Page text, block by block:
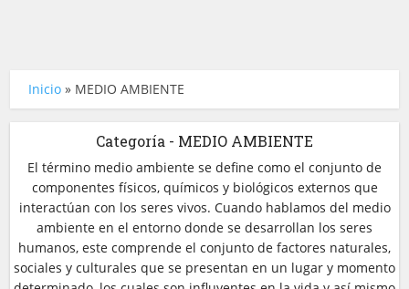
Inicio » MEDIO AMBIENTE
Categoría - MEDIO AMBIENTE
El término medio ambiente se define como el conjunto de
componentes físicos, químicos y biológicos externos que
interactúan con los seres vivos. Cuando hablamos del medio
ambiente en el entorno donde se desarrollan los seres
humanos, este comprende el conjunto de factores naturales,
sociales y culturales que se presentan en un lugar y momento